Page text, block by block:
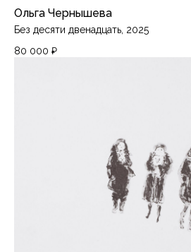
Ольга Чернышева
Без десяти двенадцать, 2025
80 000 ₽